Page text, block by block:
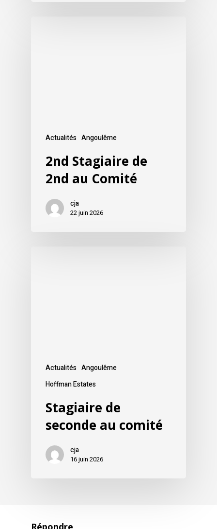
Actualités Angoulême
2nd Stagiaire de
2nd au Comité
cja
22 juin 2026
Actualités Angoulême
Hoffman Estates
Stagiaire de
seconde au comité
cja
16 juin 2026
Répondre